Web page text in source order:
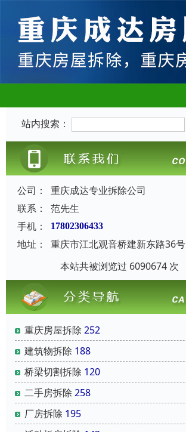
站内搜索：
公司：
重庆成达专业拆除公司
联系：
范先生
手机：
17802306433
地址：
重庆市江北观音桥建新东路36号
本站共被浏览过 6090674 次
重庆房屋拆除 252
建筑物拆除 188
桥梁切割拆除 120
二手房拆除 258
厂房拆除 195